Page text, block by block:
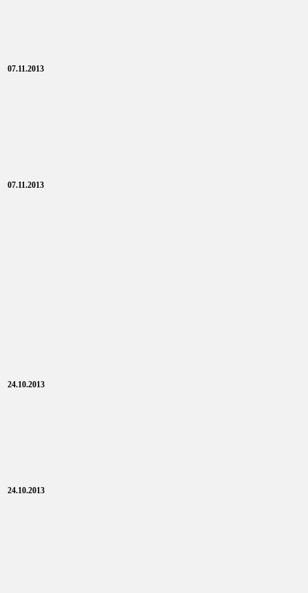
07.11.2013
07.11.2013
24.10.2013
24.10.2013